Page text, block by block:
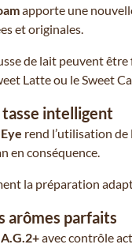
apporte une
et originales.
de lait peuvent
Latte ou le Sweet
tasse intelligent
rend l’utilisation
en conséquence.
la préparation
arômes parfaits
avec contrôle